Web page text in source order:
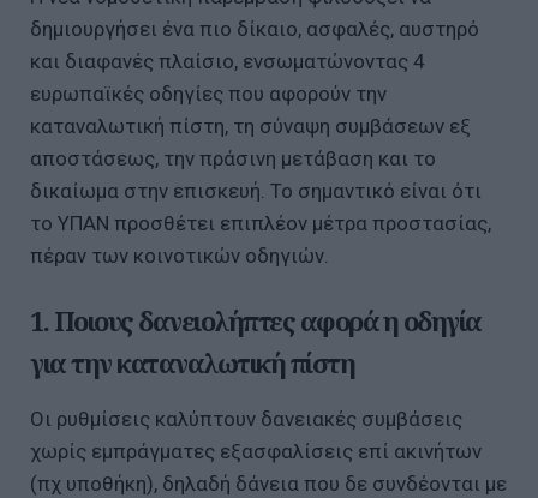
δημιουργήσει ένα πιο δίκαιο, ασφαλές, αυστηρό
και διαφανές πλαίσιο, ενσωματώνοντας 4
ευρωπαϊκές οδηγίες που αφορούν την
καταναλωτική πίστη, τη σύναψη συμβάσεων εξ
αποστάσεως, την πράσινη μετάβαση και το
δικαίωμα στην επισκευή. Το σημαντικό είναι ότι
το ΥΠΑΝ προσθέτει επιπλέον μέτρα προστασίας,
πέραν των κοινοτικών οδηγιών.
1. Ποιους δανειολήπτες αφορά η οδηγία
για την καταναλωτική πίστη
Οι ρυθμίσεις καλύπτουν δανειακές συμβάσεις
χωρίς εμπράγματες εξασφαλίσεις επί ακινήτων
(πχ υποθήκη), δηλαδή δάνεια που δε συνδέονται με